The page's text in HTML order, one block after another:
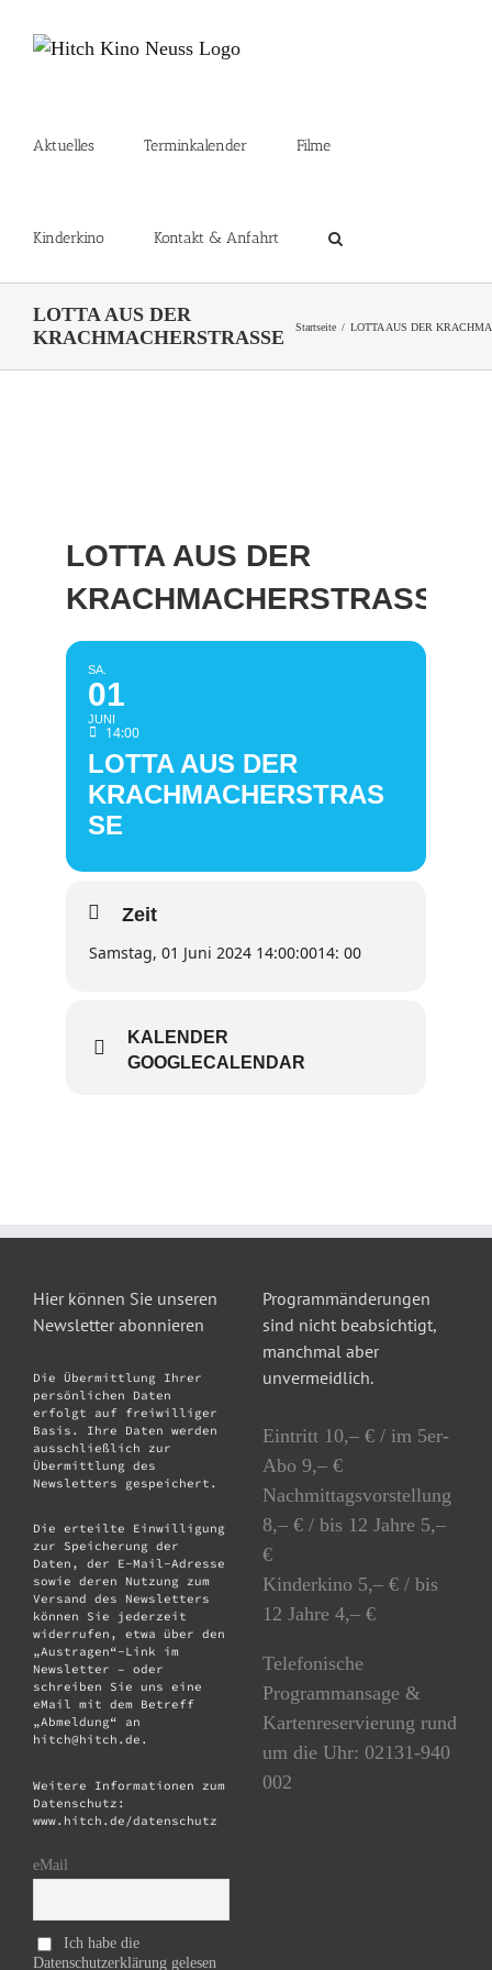
Inhalt
Aktuelles Terminkalender Filme
Kinderkino Kontakt & Anfahrt
LOTTA AUS DER
KRACHMACHERSTRASSE
Startseite LOTTA AUS DER
LOTTA AUS DER
KRACHMACHERSTRASSE
SA.
01
JUNI
14:00
LOTTA AUS DER
KRACHMACHERSTRAS
SE
Zeit
Samstag, 01 Juni 2024 14:00:0014: 00
KALENDER
GOOGLECALENDAR
Hier können Sie unseren
Newsletter abonnieren
Die Übermittlung Ihrer
persönlichen Daten
erfolgt auf freiwilliger
Basis. Ihre Daten werden
ausschließlich zur
Übermittlung des
Newsletters gespeichert.
Die erteilte Einwilligung
zur Speicherung der
Daten, der E-Mail-Adresse
sowie deren Nutzung zum
Versand des Newsletters
können Sie jederzeit
widerrufen, etwa über den
„Austragen“-Link im
Newsletter – oder
schreiben Sie uns eine
eMail mit dem Betreff
„Abmeldung“ an
hitch@hitch.de.
Weitere Informationen zum
Datenschutz:
www.hitch.de/datenschutz
eMail
Ich habe die
Datenschutzerklärung gelesen
Programmänderungen
sind nicht beabsichtigt,
manchmal aber
unvermeidlich.
Eintritt 10,– € / im 5er-
Abo 9,– €
Nachmittagsvorstellung
8,– € / bis 12 Jahre 5,–
€
Kinderkino 5,– € / bis
12 Jahre 4,– €
Telefonische
Programmansage &
Kartenreservierung rund
um die Uhr: 02131-940
002